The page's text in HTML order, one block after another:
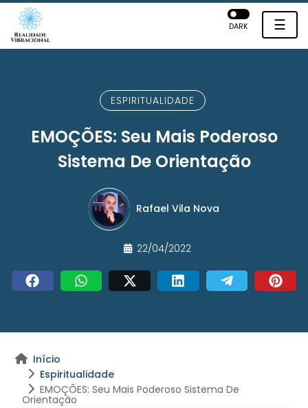
☰
DARK
ESPIRITUALIDADE
EMOÇÕES: Seu Mais Poderoso
Sistema De Orientação
Rafael Vila Nova
22/04/2022
Início
Espiritualidade
EMOÇÕES: Seu Mais Poderoso Sistema De
Orientação